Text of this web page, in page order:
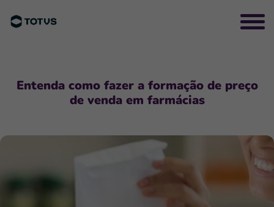
Entenda como fazer a formação de preço
de venda em farmácias